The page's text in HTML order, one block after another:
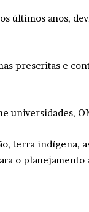
últimos anos,
prescritas e
universidades,
terra indígena,
o